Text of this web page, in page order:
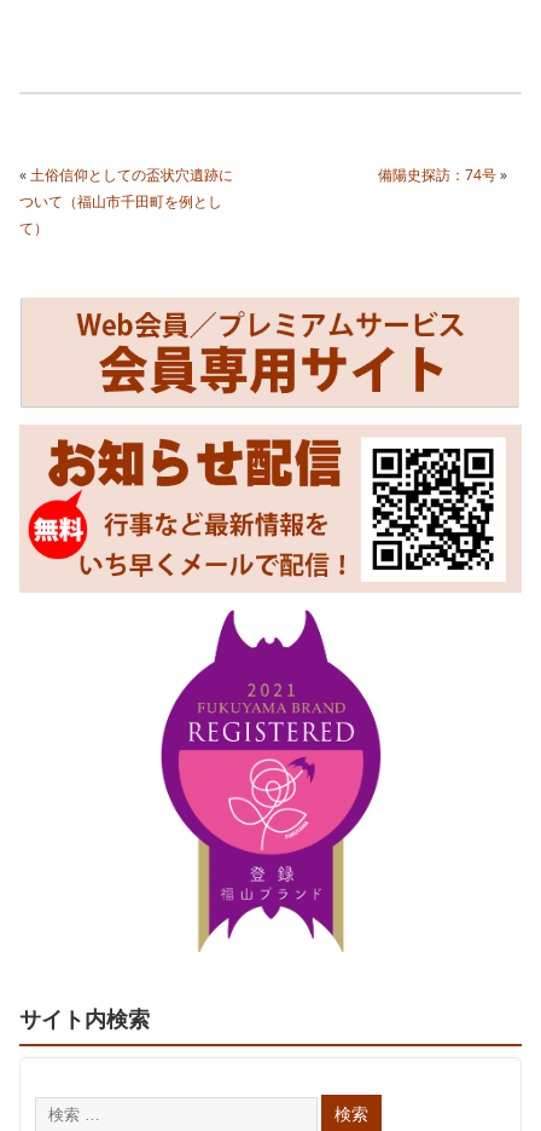
«土俗信仰としての盃状穴遺跡に
ついて（福山市千田町を例とし
て）
備陽史探訪：74号»
サイト内検索